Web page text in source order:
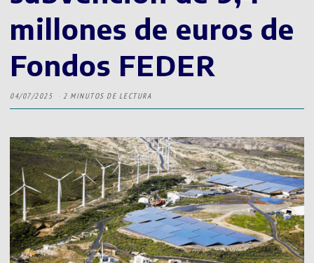
millones de euros de
Fondos FEDER
04/07/2025 2 MINUTOS DE LECTURA